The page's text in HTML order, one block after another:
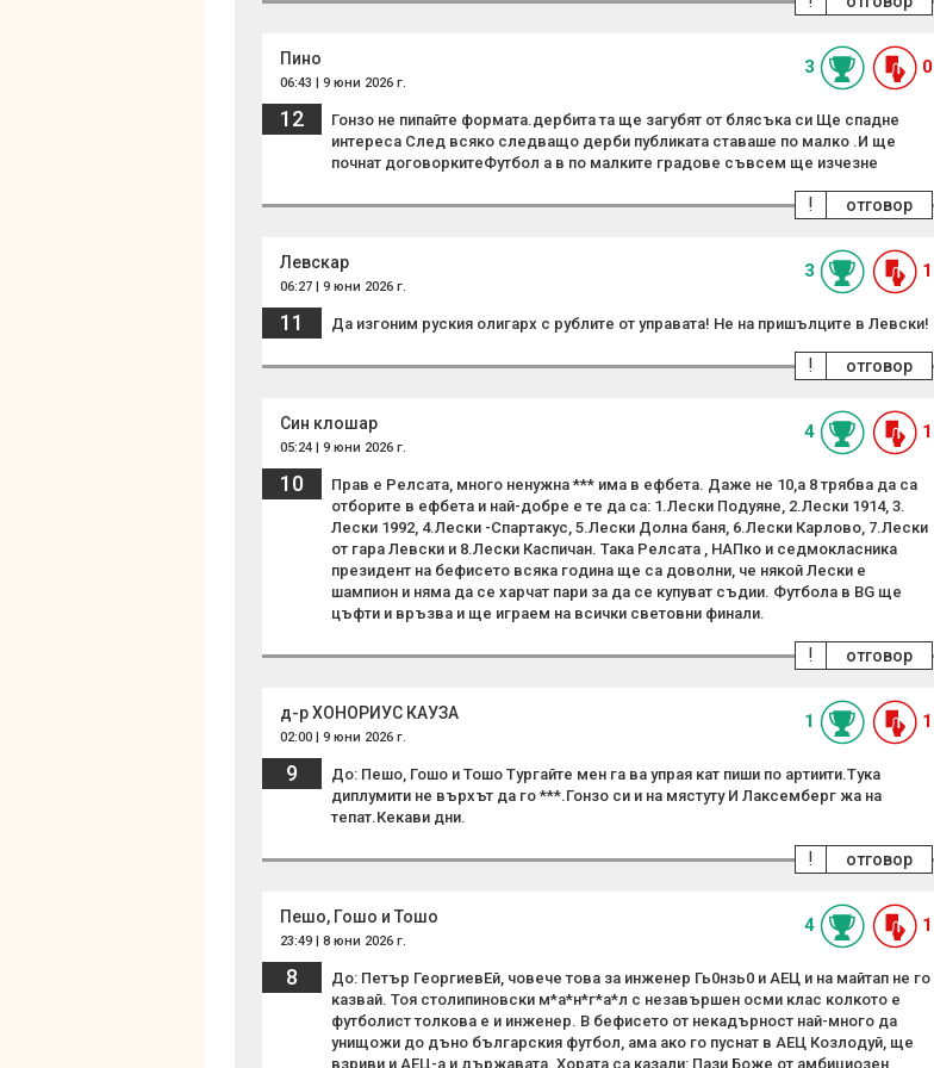
Пино
06:43 | 9 юни 2026 г.
3 0
12
Гонзо не пипайте формата.дербита та ще загубят от блясъка си Ще спадне
интереса След всяко следващо дерби публиката ставаше по малко .И ще
почнат договоркитеФутбол а в по малките градове съвсем ще изчезне
отговор
!
Левскар
06:27 | 9 юни 2026 г.
3 1
11 Да изгоним руския олигарх с рублите от управата! Не на пришълците в Левски!
отговор
!
Син клошар
05:24 | 9 юни 2026 г.
4 1
10
Прав е Релсата, много ненужна *** има в ефбета. Даже не 10,а 8 трябва да са
отборите в ефбета и най-добре е те да са: 1.Лески Подуяне, 2.Лески 1914, 3.
Лески 1992, 4.Лески -Спартакус, 5.Лески Долна баня, 6.Лески Карлово, 7.Лески
от гара Левски и 8.Лески Каспичан. Така Релсата , НАПко и седмокласника
президент на бефисето всяка година ще са доволни, че някой Лески е
шампион и няма да се харчат пари за да се купуват съдии. Футбола в BG ще
цъфти и връзва и ще играем на всички световни финали.
отговор
!
д-р ХОНОРИУС КАУЗА
02:00 | 9 юни 2026 г.
1 1
9
До: Пешо, Гошо и Тошо Тургайте мен га ва упрая кат пиши по артиити.Тука
диплумити не върхът да го ***.Гонзо си и на мястуту И Лаксемберг жа на
тепат.Кекави дни.
отговор
!
Пешо, Гошо и Тошо
23:49 | 8 юни 2026 г.
4 1
8
До: Петър ГеоргиевЕй, човече това за инженер Гь0нзь0 и АЕЦ и на майтап не го
казвай. Тоя столипиновски м*а*н*г*а*л с незавършен осми клас колкото е
футболист толкова е и инженер. В бефисето от некадърност най-много да
унищожи до дъно българския футбол, ама ако го пуснат в АЕЦ Козлодуй, ще
взриви и АЕЦ-а и държавата. Хората са казали: Пази Боже от амбициозен